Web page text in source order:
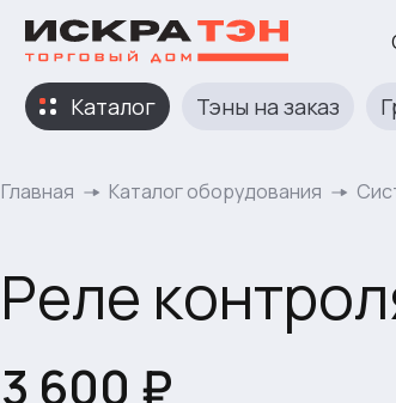
Каталог Тэны на заказ
Главная Каталог оборудования
Реле
3 600 ₽